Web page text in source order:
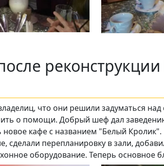
что они решили задуматься
о помощи. Добрый шеф дал
кафе с названием "Белый
сделали перепланировку в зали,
оборудование. Теперь основное